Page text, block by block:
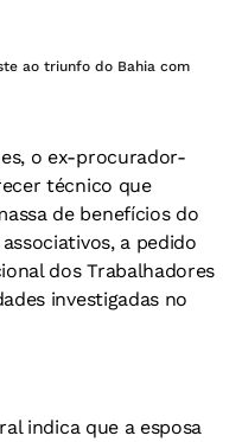
ao triunfo do Bahia com
o ex-procurador-
técnico que
de benefícios do
a pedido
dos Trabalhadores
investigadas no
indica que a esposa